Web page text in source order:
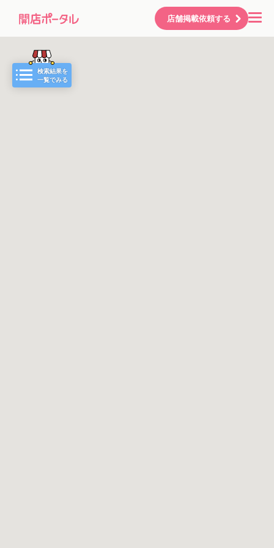
店舗掲載依頼する
検索結果を
一覧でみる